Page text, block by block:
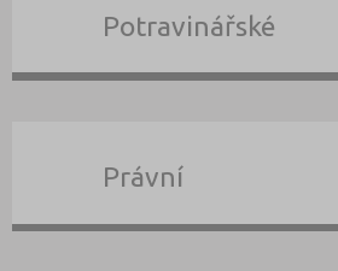
Potravinářské
Právní